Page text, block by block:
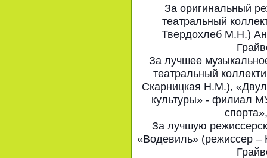
За оригинальный
театральный
Твердохлеб М.Н.)
За лучшее
театральный
Скарницкая Н.М.),
культуры» - филиал
За лучшую
«Водевиль» (режиссер –